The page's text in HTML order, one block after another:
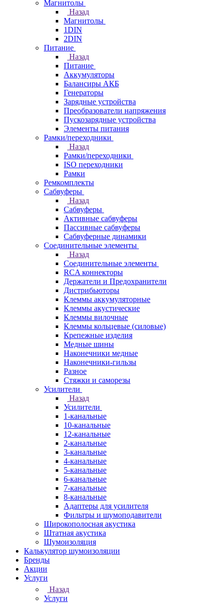
Магнитолы
Назад
Магнитолы
1DIN
2DIN
Питание
Назад
Питание
Аккумуляторы
Балансиры АКБ
Генераторы
Зарядные устройства
Преобразователи напряжения
Пускозарядные устройства
Элементы питания
Рамки/переходники
Назад
Рамки/переходники
ISO переходники
Рамки
Ремкомплекты
Сабвуферы
Назад
Сабвуферы
Активные сабвуферы
Пассивные сабвуферы
Сабвуферные динамики
Соединительные элементы
Назад
Соединительные элементы
RCA коннекторы
Держатели и Предохранители
Дистрибьюторы
Клеммы аккумуляторные
Клеммы акустические
Клеммы вилочные
Клеммы кольцевые (силовые)
Крепежные изделия
Медные шины
Наконечники медные
Наконечники-гильзы
Разное
Стяжки и саморезы
Усилители
Назад
Усилители
1-канальные
10-канальные
12-канальные
2-канальные
3-канальные
4-канальные
5-канальные
6-канальные
7-канальные
8-канальные
Адаптеры для усилителя
Фильтры и шумоподавители
Широкополосная акустика
Штатная акустика
Шумоизоляция
Калькулятор шумоизоляции
Бренды
Акции
Услуги
Назад
Услуги